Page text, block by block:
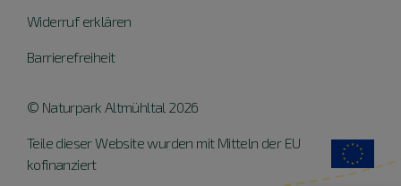
Widerruf erklären
Barrierefreiheit
© Naturpark Altmühltal 2026
Teile dieser Website wurden mit Mitteln der EU
kofinanziert